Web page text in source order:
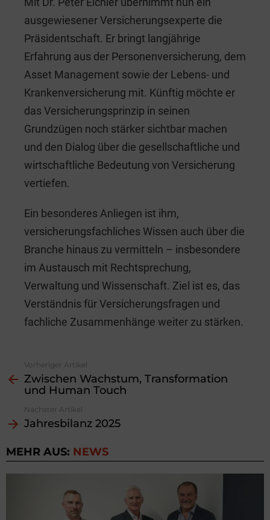
ausgewiesener Versicherungsexperte die
Präsidentschaft. Er bringt langjährige
Erfahrung aus der Personenversicherung, dem
Asset Management sowie der Lebens- und
Krankenversicherung mit. Künftig möchte er
das Versicherungsprinzip in seinen
Grundzügen noch stärker sichtbar machen
und den Dialog über die gesellschaftliche und
wirtschaftliche Bedeutung von Versicherung
vertiefen.
Ein besonderes Anliegen ist ihm,
versicherungsfachliches Wissen auch über die
Branche hinaus zu vermitteln – insbesondere
im Austausch mit Rechtsprechung,
Verwaltung und Wissenschaft. Ziel ist es, das
Verständnis für Versicherungsfragen und
fachliche Zusammenhänge weiter zu stärken.
more
Vorheriger Artikel
Zwischen Wachstum, Transformation
und Human Touch
Nächster Artikel
Jahresbilanz 2025
MEHR AUS: NEWS